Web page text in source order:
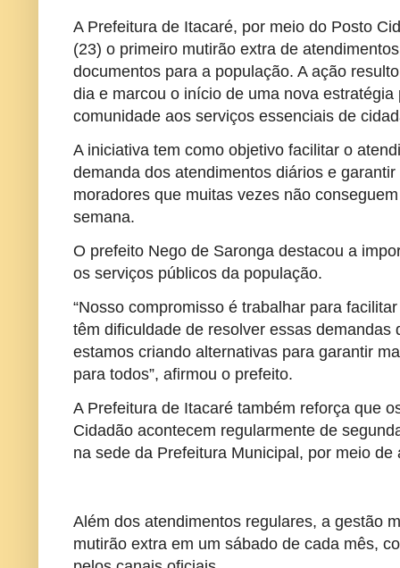
A Prefeitura de Itacaré, por meio do Posto
(23) o primeiro mutirão extra de
documentos para a população. A ação
dia e marcou o início de uma nova
comunidade aos serviços essenciais de
A iniciativa tem como objetivo facilitar o
demanda dos atendimentos diários e
moradores que muitas vezes não
semana.
O prefeito Nego de Saronga destacou a
os serviços públicos da população.
“Nosso compromisso é trabalhar para
têm dificuldade de resolver essas demandas
estamos criando alternativas para garantir
para todos”, afirmou o prefeito.
A Prefeitura de Itacaré também reforça que
Cidadão acontecem regularmente de
na sede da Prefeitura Municipal, por meio
Além dos atendimentos regulares, a gestão
mutirão extra em um sábado de cada mês,